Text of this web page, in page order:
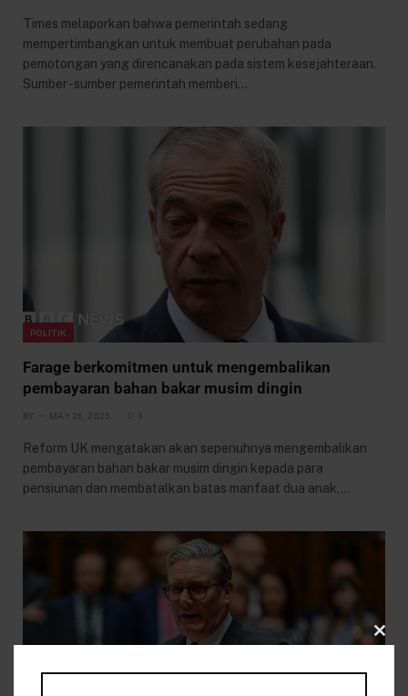
Times melaporkan bahwa pemerintah sedang
mempertimbangkan untuk membuat perubahan pada
pemotongan yang direncanakan pada sistem kesejahteraan.
Sumber -sumber pemerintah memberi…
POLITIK
Farage berkomitmen untuk mengembalikan
pembayaran bahan bakar musim dingin
BY MAY 26, 2025 3
Reform UK mengatakan akan sepenuhnya mengembalikan
pembayaran bahan bakar musim dingin kepada para
pensiunan dan membatalkan batas manfaat dua anak,…